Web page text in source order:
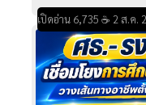
เปิดอ่าน 6,735 ☕ 2 ส.ค.